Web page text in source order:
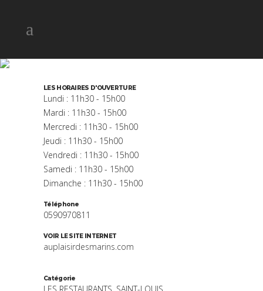
LES HORAIRES D'OUVERTURE
Lundi : 11h30 - 15h00
Mardi : 11h30 - 15h00
Mercredi : 11h30 - 15h00
Jeudi : 11h30 - 15h00
Vendredi : 11h30 - 15h00
Samedi : 11h30 - 15h00
Dimanche : 11h30 - 15h00
Téléphone
0590970811
VOIR LE SITE INTERNET
auplaisirdesmarins.com
Catégorie